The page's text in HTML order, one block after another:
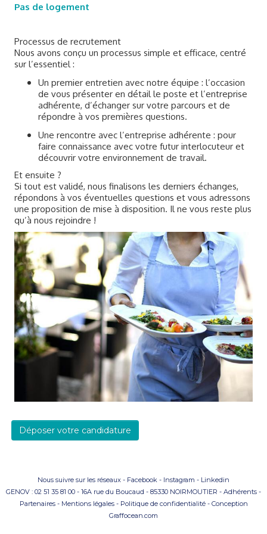
Pas de logement
Processus de recrutement
Nous avons conçu un processus simple et efficace, centré
sur l’essentiel :
Un premier entretien avec notre équipe : l’occasion
de vous présenter en détail le poste et l’entreprise
adhérente, d’échanger sur votre parcours et de
répondre à vos premières questions.
Une rencontre avec l’entreprise adhérente : pour
faire connaissance avec votre futur interlocuteur et
découvrir votre environnement de travail.
Et ensuite ?
Si tout est validé, nous finalisons les derniers échanges,
répondons à vos éventuelles questions et vous adressons
une proposition de mise à disposition. Il ne vous reste plus
qu’à nous rejoindre !
Déposer votre candidature
Nous suivre sur les réseaux - Facebook - Instagram - Linkedin
GENOV : 02 51 35 81 00 - 16A rue du Boucaud - 85330 NOIRMOUTIER - Adhérents -
Partenaires- Mentions légales- Politique de confidentialité- Conception
Graffocean.com